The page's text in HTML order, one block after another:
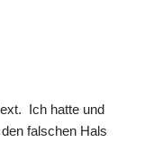
Ich hatte und
falschen Hals